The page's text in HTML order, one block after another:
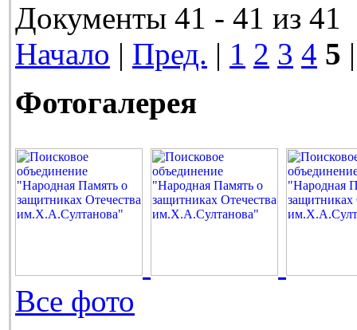
Документы 41 - 41 из 41
Начало | Пред. | 1 2 3 4 5
Фотогалерея
Все фото